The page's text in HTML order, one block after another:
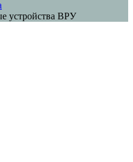
устройства ВРУ